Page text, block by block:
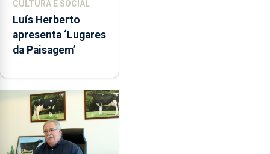
CULTURA E SOCIAL
Luís Herberto
apresenta ‘Lugares
da Paisagem’